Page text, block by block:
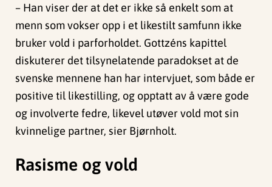
– Han viser der at det er ikke så enkelt som at
menn som vokser opp i et likestilt samfunn ikke
bruker vold i parforholdet. Gottzéns kapittel
diskuterer det tilsynelatende paradokset at de
svenske mennene han har intervjuet, som både er
positive til likestilling, og opptatt av å være gode
og involverte fedre, likevel utøver vold mot sin
kvinnelige partner, sier Bjørnholt.
Rasisme og vold